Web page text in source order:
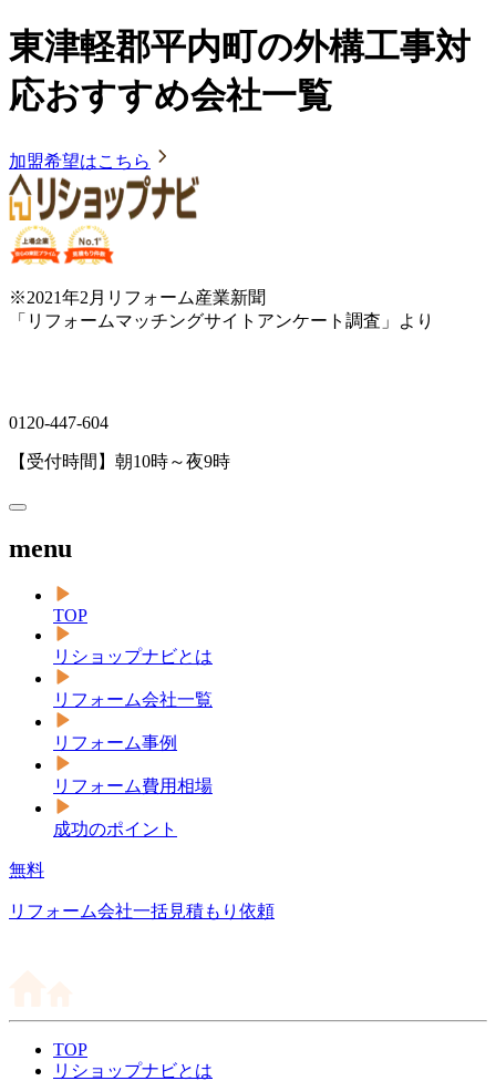
東津軽郡平内町の外構工事対
応おすすめ会社一覧
加盟希望はこちら
※2021年2月リフォーム産業新聞
「リフォームマッチングサイトアンケート調査」より
0120-447-604
【受付時間】朝10時～夜9時
menu
TOP
リショップナビとは
リフォーム会社一覧
リフォーム事例
リフォーム費用相場
成功のポイント
無料
リフォーム会社一括見積もり依頼
TOP
リショップナビとは